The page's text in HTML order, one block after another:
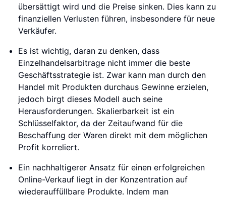
übersättigt wird und die Preise sinken. Dies kann zu
finanziellen Verlusten führen, insbesondere für neue
Verkäufer.
Es ist wichtig, daran zu denken, dass
Einzelhandelsarbitrage nicht immer die beste
Geschäftsstrategie ist. Zwar kann man durch den
Handel mit Produkten durchaus Gewinne erzielen,
jedoch birgt dieses Modell auch seine
Herausforderungen. Skalierbarkeit ist ein
Schlüsselfaktor, da der Zeitaufwand für die
Beschaffung der Waren direkt mit dem möglichen
Profit korreliert.
Ein nachhaltigerer Ansatz für einen erfolgreichen
Online-Verkauf liegt in der Konzentration auf
wiederauffüllbare Produkte. Indem man